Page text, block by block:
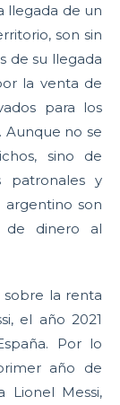
llegada de un
son sin
de su llegada
la venta de
para los
Aunque no se
sino de
patronales y
argentino son
de dinero al
la renta
el año 2021
Por lo
año de
Lionel Messi,